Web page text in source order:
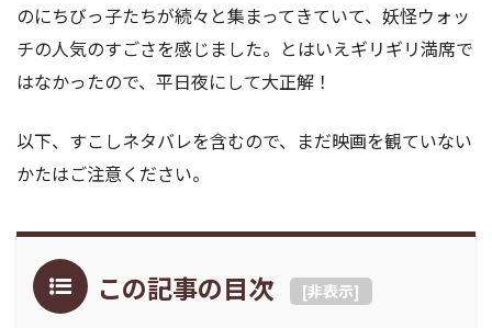
のにちびっ子たちが続々と集まってきていて、妖怪ウォッ
チの人気のすごさを感じました。とはいえギリギリ満席で
はなかったので、平日夜にして大正解！
以下、すこしネタバレを含むので、まだ映画を観ていない
かたはご注意ください。
この記事の目次 [非表示]